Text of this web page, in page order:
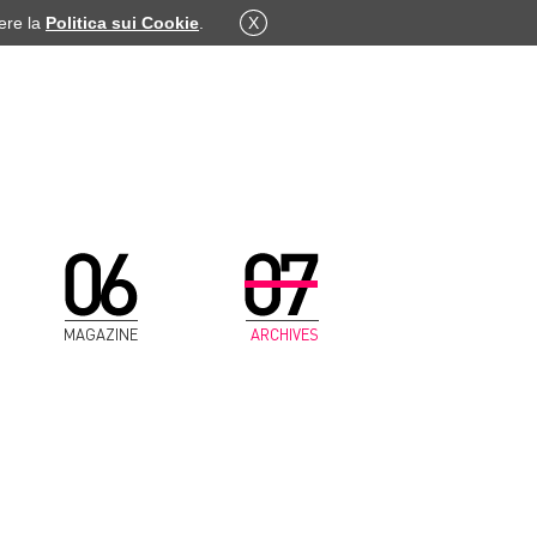
MAGAZINE ARCHIVES
la Politica sui Cookie X